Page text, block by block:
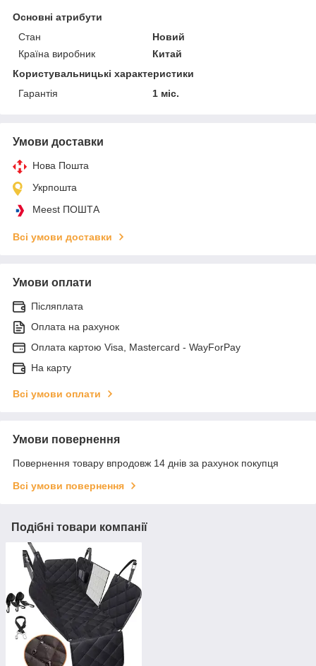
Основні атрибути
Стан
Новий
Країна виробник
Китай
Користувальницькі характеристики
Гарантія
1 міс.
Умови доставки
Нова Пошта
Укрпошта
Meest ПОШТА
Всі умови доставки
Умови оплати
Післяплата
Оплата на рахунок
Оплата картою Visa, Mastercard - WayForPay
На карту
Всі умови оплати
Умови повернення
Повернення товару впродовж 14 днів за рахунок покупця
Всі умови повернення
Подібні товари компанії